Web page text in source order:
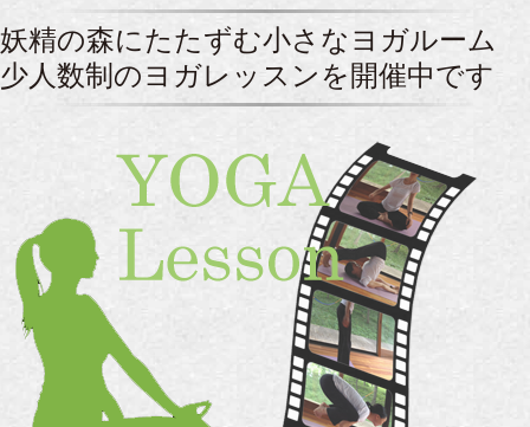
妖精の森にたたずむ小さなヨガルーム
少人数制のヨガレッスンを開催中です